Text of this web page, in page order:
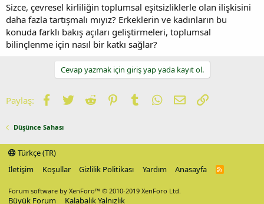
Sizce, çevresel kirliliğin toplumsal eşitsizliklerle olan ilişkisini
daha fazla tartışmalı mıyız? Erkeklerin ve kadınların bu
konuda farklı bakış açıları geliştirmeleri, toplumsal
bilinçlenme için nasıl bir katkı sağlar?
Cevap yazmak için giriş yap yada kayıt ol.
Paylaş: Facebook
TwitterReddit PinterestTumblrWhatsApp
E-postaLink
Düşünce Sahası
Türkçe (TR)
İletişim
Koşullar Gizlilik Politikası Yardım Anasayfa
R
Forum software by XenForo™ © 2010-2019 XenForo Ltd.
Büyük Forum Kalabalık Yalnızlık